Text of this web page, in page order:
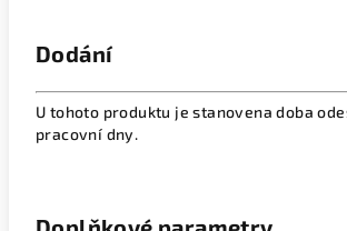
Dodání
U tohoto produktu je stanovena doba
pracovní dny.